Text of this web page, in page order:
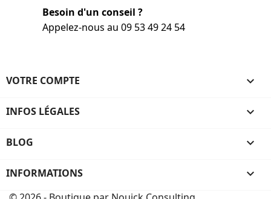
Besoin d'un conseil ?
Appelez-nous au 09 53 49 24 54
VOTRE COMPTE 
INFOS LÉGALES 
BLOG 
INFORMATIONS keyboard_arrow_down